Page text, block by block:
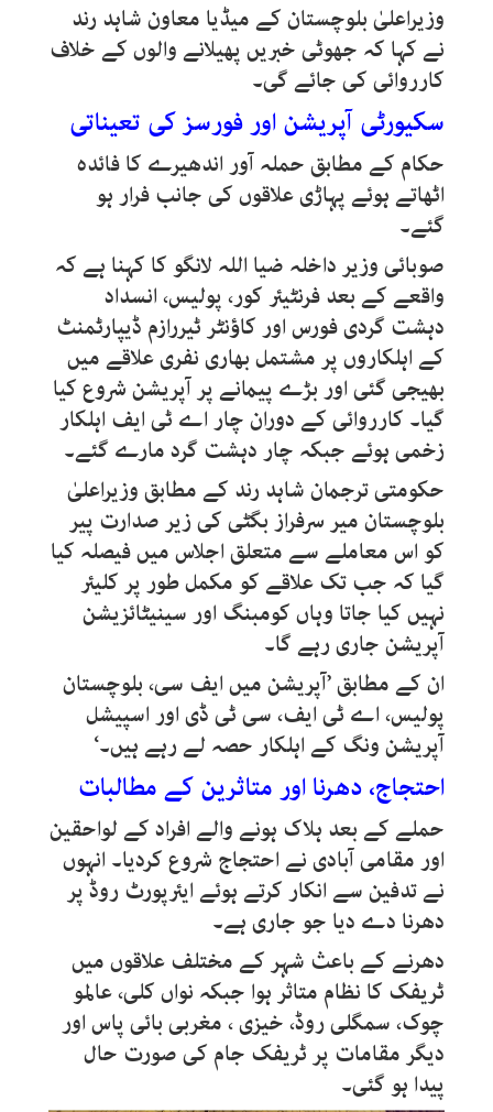
وزیراعلیٰ بلوچستان کے میڈیا معاون شاہد رند
نے کہا کہ جھوٹی خبریں پھیلانے والوں کے خلاف
کارروائی کی جائے گی۔
سکیورٹی آپریشن اور فورسز کی تعیناتی
حکام کے مطابق حملہ آور اندھیرے کا فائدہ
اٹھاتے ہوئے پہاڑی علاقوں کی جانب فرار ہو
گئے۔
صوبائی وزیر داخلہ ضیا اللہ لانگو کا کہنا ہے کہ
واقعے کے بعد فرنٹیئر کور، پولیس، انسداد
دہشت گردی فورس اور کاؤنٹر ٹیررازم ڈیپارٹمنٹ
کے اہلکاروں پر مشتمل بھاری نفری علاقے میں
بھیجی گئی اور بڑے پیمانے پر آپریشن شروع کیا
گیا۔ کارروائی کے دوران چار اے ٹی ایف اہلکار
زخمی ہوئے جبکہ چار دہشت گرد مارے گئے۔
حکومتی ترجمان شاہد رند کے مطابق وزیراعلیٰ
بلوچستان میر سرفراز بگٹی کی زیر صدارت پیر
کو اس معاملے سے متعلق اجلاس میں فیصلہ کیا
گیا کہ جب تک علاقے کو مکمل طور پر کلیئر
نہیں کیا جاتا وہاں کومبنگ اور سینیٹائزیشن
آپریشن جاری رہے گا۔
ان کے مطابق ’آپریشن میں ایف سی، بلوچستان
پولیس، اے ٹی ایف، سی ٹی ڈی اور اسپیشل
آپریشن ونگ کے اہلکار حصہ لے رہے ہیں۔‘
احتجاج، دھرنا اور متاثرین کے مطالبات
حملے کے بعد ہلاک ہونے والے افراد کے لواحقین
اور مقامی آبادی نے احتجاج شروع کردیا۔ انہوں
نے تدفین سے انکار کرتے ہوئے ایئرپورٹ روڈ پر
دھرنا دے دیا جو جاری ہے۔
دھرنے کے باعث شہر کے مختلف علاقوں میں
ٹریفک کا نظام متاثر ہوا جبکہ نواں کلی، عالمو
چوک، سمگلی روڈ، خیزی ، مغربی بائی پاس اور
دیگر مقامات پر ٹریفک جام کی صورت حال
پیدا ہو گئی۔